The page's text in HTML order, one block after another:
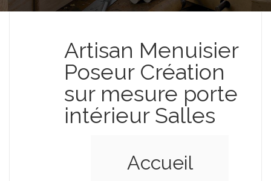
Artisan Menuisier
Poseur Création
sur mesure porte
intérieur Salles
Accueil